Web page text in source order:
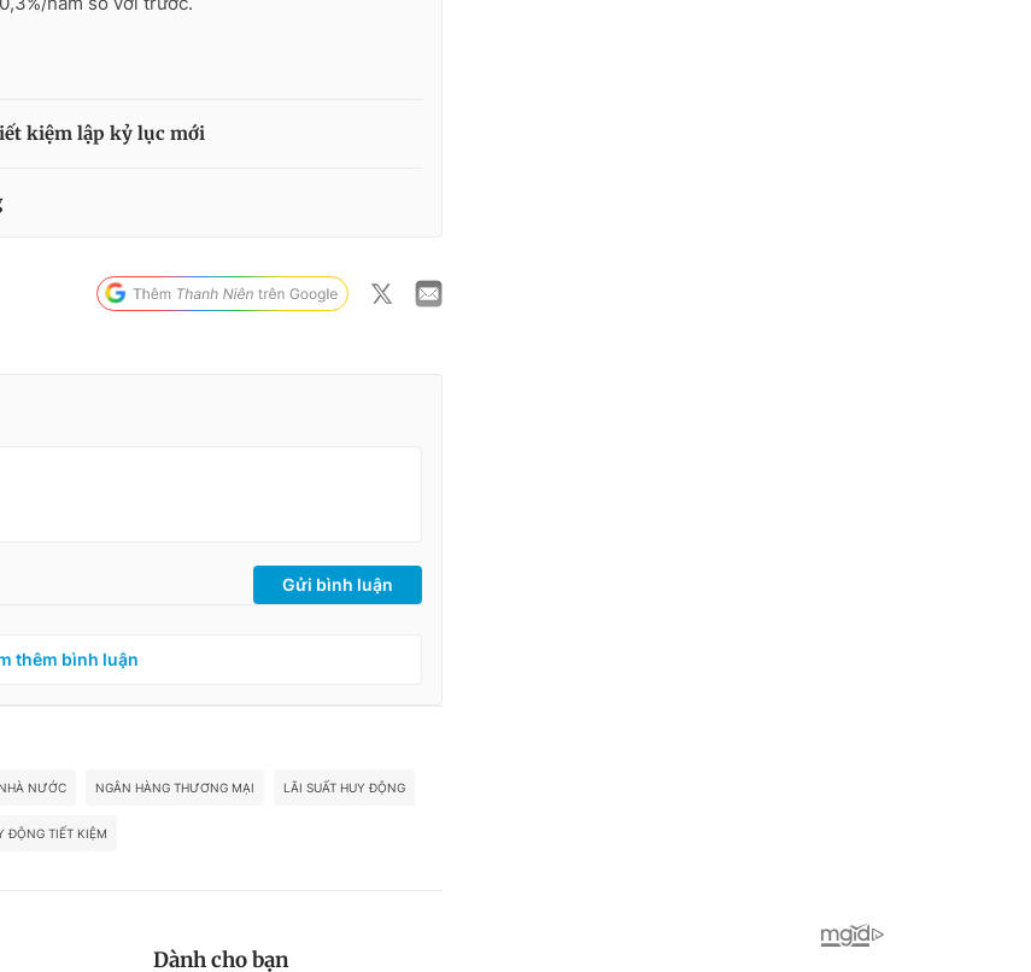
kiệm lập kỷ lục mới
Gửi bình luận
thêm bình luận
NƯỚC NGÂN HÀNG THƯƠNG MẠI LÃI SUẤT HUY ĐỘNG
ĐỘNG TIẾT KIỆM